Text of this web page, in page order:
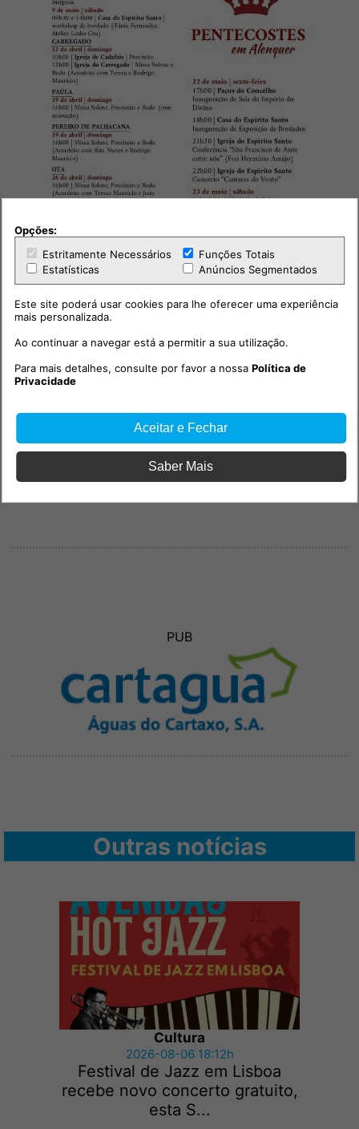
PUB
Outras notícias
Cultura
2026-08-06 18:12h
Festival de Jazz em Lisboa
recebe novo concerto gratuito,
esta S...
Opções:
Estritamente Necessários
Funções Totais
Estatísticas
Anúncios Segmentados
Este site poderá usar cookies para lhe oferecer uma experiência
mais personalizada.
Ao continuar a navegar está a permitir a sua utilização.
Para mais detalhes, consulte por favor a nossaPolítica de
Privacidade
Aceitar e Fechar
Saber Mais